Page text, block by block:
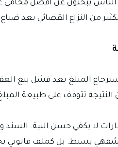
الناس يبحثون عن افضل محامي
من النزاع القضائي بعد
المبلغ بعد فشل بيع
النتيجة تتوقف على طبيعة
لا يكفي حسن النية. السند
بسيط. بل كملف قانوني